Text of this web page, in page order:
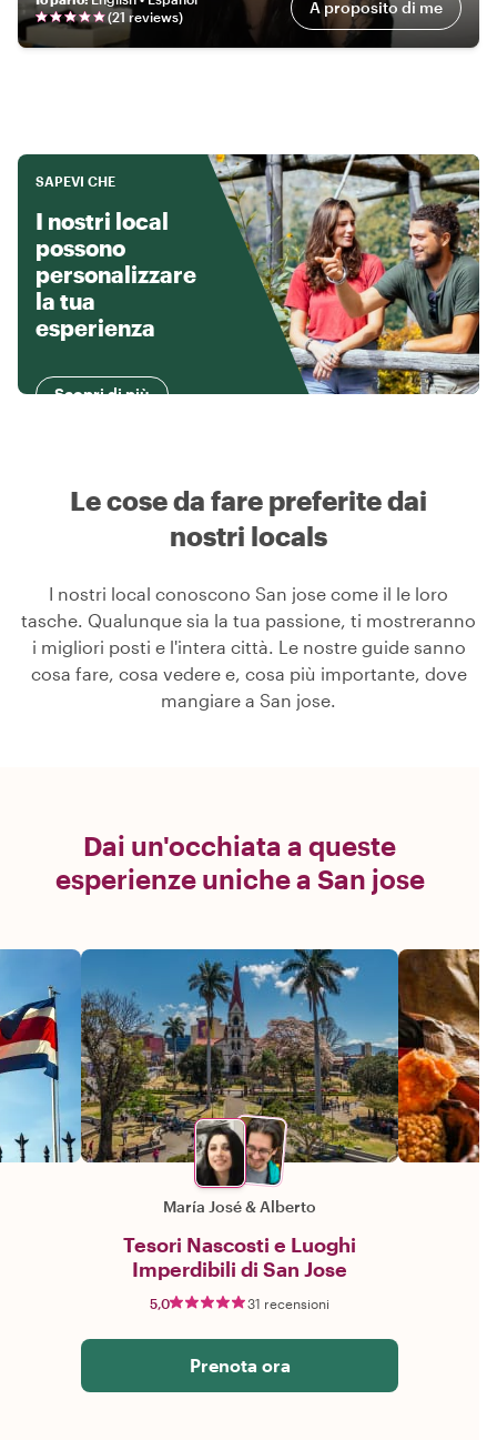
(21 reviews) A proposito di me
SAPEVI CHE
I nostri local
possono
personalizzare
la tua
esperienza
Scopri di più
Le cose da fare preferite dai
nostri locals
I nostri local conoscono San jose come il le loro
tasche. Qualunque sia la tua passione, ti mostreranno
i migliori posti e l'intera città. Le nostre guide sanno
cosa fare, cosa vedere e, cosa più importante, dove
mangiare a San jose.
Dai un'occhiata a queste
esperienze uniche a San jose
María José& Alberto
Tesori Nascosti e Luoghi
Imperdibili di San Jose
5,0 31 recensioni
Prenota ora